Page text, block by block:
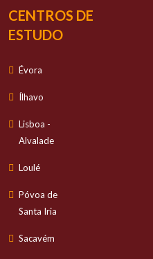
CENTROS DE
ESTUDO
Évora
Ílhavo
Lisboa -
Alvalade
Loulé
Póvoa de
Santa Iria
Sacavém